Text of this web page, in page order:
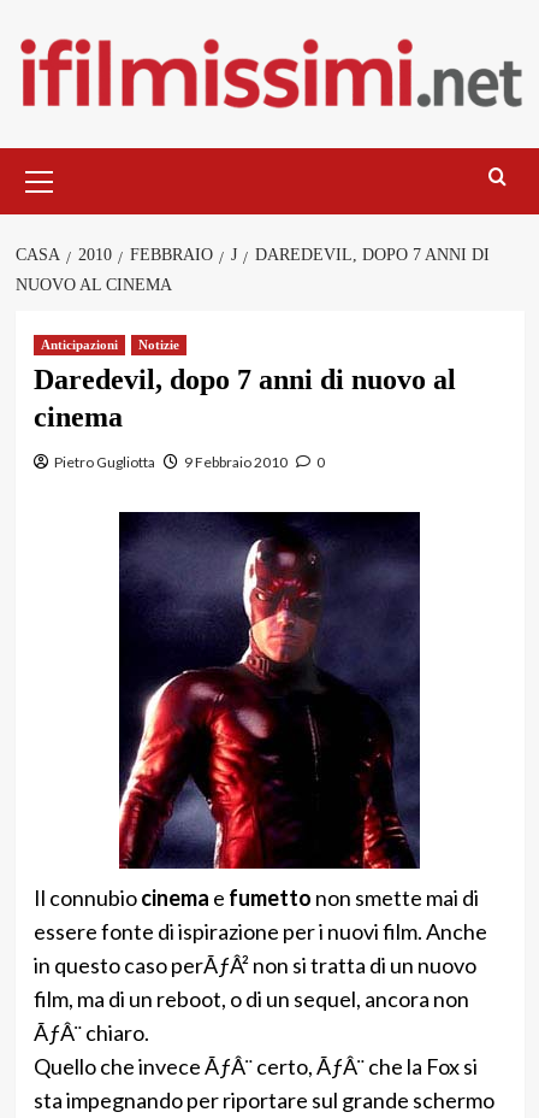
contenuto
principale
CASA 2010 FEBBRAIO J
DAREDEVIL, DOPO 7 ANNI DI
NUOVO AL CINEMA
Anticipazioni Notizie
Daredevil, dopo 7 anni di nuovo al
cinema
Pietro Gugliotta 9 Febbraio 2010 0
Il connubiocinema e fumetto non smette mai di
essere fonte di ispirazione per i nuovi film. Anche
in questo caso perÃƒÂ² non si tratta di un nuovo
film, ma di un reboot, o di un sequel, ancora non
ÃƒÂ¨ chiaro.
Quello che invece ÃƒÂ¨ certo, ÃƒÂ¨ che la Fox si
sta impegnando per riportare sul grande schermo